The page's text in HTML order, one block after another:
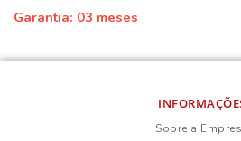
Garantia: 03 meses
Sobre a